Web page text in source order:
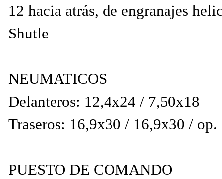
12 hacia atrás, de engranajes
Shutle
NEUMATICOS
Delanteros: 12,4x24 / 7,50x18
Traseros: 16,9x30 / 16,9x30 /
PUESTO DE COMANDO